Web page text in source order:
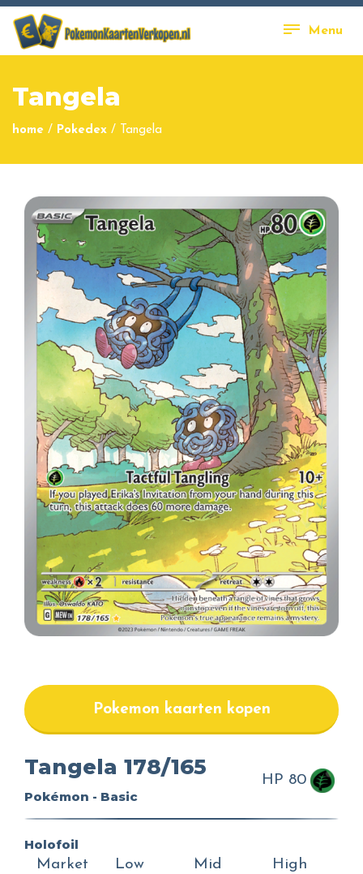
Menu
Tangela
home / Pokedex / Tangela
Pokemon kaarten kopen
Tangela 178/165
Pokémon - Basic
HP 80
Holofoil
Market
Low
Mid
High